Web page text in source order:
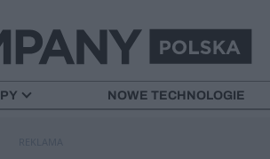
NOWE TECHNOLOGIE